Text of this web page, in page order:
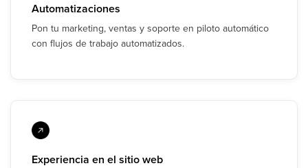
Automatizaciones
Pon tu marketing, ventas y soporte en piloto automático
con flujos de trabajo automatizados.
Experiencia en el sitio web